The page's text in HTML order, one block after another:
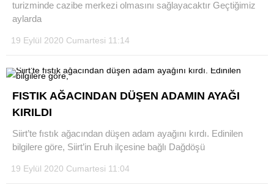
turizminde cazibe merkezi olmasını sağlayacaktır Geçtiğimiz
aylarda
19 Eylül 2020 Cumartesi 11:14
FISTIK AĞACINDAN DÜŞEN ADAMIN AYAĞI
KIRILDI
Siirt’te fıstık ağacından düşen adam ayağını kırdı. Edinilen
bilgilere göre, Siirt’in Eruh ilçesine bağlı Dağdöşü
19 Eylül 2020 Cumartesi 11:04